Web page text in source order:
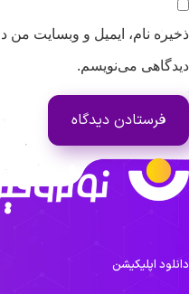
نام، ایمیل و وبسایت من
می‌نویسم.
اپلیکیشن